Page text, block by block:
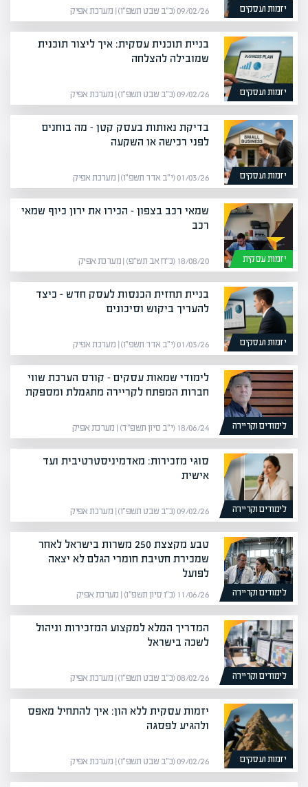
יזמות ועסקים 09/02/26 (כ״ב שבט תשפ״ו) | מערכת אפיק
יזמות ועסקים
בניית תוכנית עסקית: איך ליצור תוכנית
שמובילה להצלחה
09/02/26 (כ״ב שבט תשפ״ו) | מערכת אפיק
יזמות ועסקים
בדיקת נאותות בעסק קטן – מה בוחנים
לפני רכישה או השקעה
01/03/26 (י״ב אדר תשפ״ו) | מערכת אפיק
יזמות עסקית
שמאי רכב בצפון – הכירו את ירון כיוף שמאי
רכב
18/08/20 (כ״ח אב תש״פ) | מערכת אפיק
יזמות ועסקים
בניית תחזית הכנסות לעסק חדש – כיצד
להעריך ביקוש וסיכונים
01/03/26 (י״ב אדר תשפ״ו) | מערכת אפיק
לימודים וקריירה
לימודי שמאות עסקים – קורס הערכת שווי
חברות המפתח לקריירה מתגמלת ומספקת
18/06/24 (י״ב סיון תשפ״ד) | מערכת אפיק
לימודים וקריירה
סוגי מזכירות: מאדמיניסטרטיבית ועד
אישית
09/02/26 (כ״ב שבט תשפ״ו) | מערכת אפיק
לימודים וקריירה
טבע מקצצת 250 משרות בישראל לאחר
שמכירת חטיבת חומרי הגלם לא יצאה
לפועל
11/06/26 (כ״ו סיון תשפ״ו) | מערכת אפיק
לימודים וקריירה
המדריך המלא למקצוע המזכירות וניהול
לשכה בישראל
08/02/26 (כ״ב שבט תשפ״ו) | מערכת אפיק
יזמות ועסקים
יזמות עסקית ללא הון: איך להתחיל מאפס
ולהגיע לפסגה
09/02/26 (כ״ב שבט תשפ״ו) | מערכת אפיק